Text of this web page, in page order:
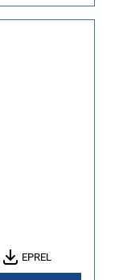
EPREL